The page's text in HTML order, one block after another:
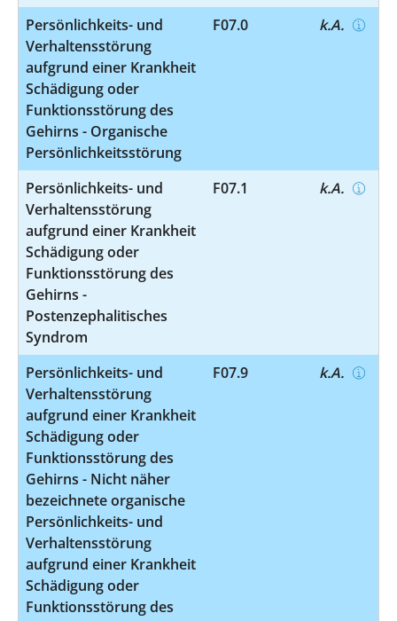
Persönlichkeits- und
Verhaltensstörung
aufgrund einer Krankheit
Schädigung oder
Funktionsstörung des
Gehirns - Organische
Persönlichkeitsstörung
F07.0 k.A.
Persönlichkeits- und
Verhaltensstörung
aufgrund einer Krankheit
Schädigung oder
Funktionsstörung des
Gehirns -
Postenzephalitisches
Syndrom
F07.1 k.A.
Persönlichkeits- und
Verhaltensstörung
aufgrund einer Krankheit
Schädigung oder
Funktionsstörung des
Gehirns - Nicht näher
bezeichnete organische
Persönlichkeits- und
Verhaltensstörung
aufgrund einer Krankheit
Schädigung oder
Funktionsstörung des
F07.9 k.A.